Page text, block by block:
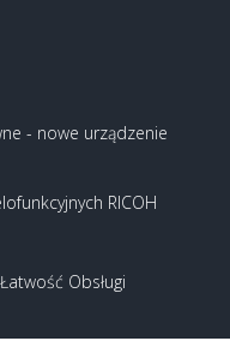
- nowe urządzenie
RICOH
Obsługi